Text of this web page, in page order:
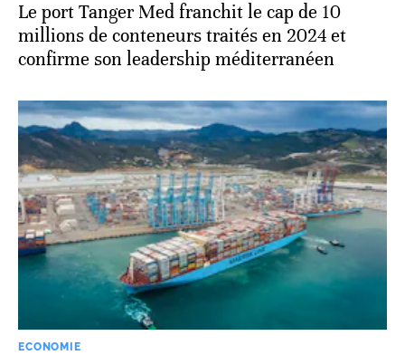
Le port Tanger Med franchit le cap de 10
millions de conteneurs traités en 2024 et
confirme son leadership méditerranéen
ECONOMIE